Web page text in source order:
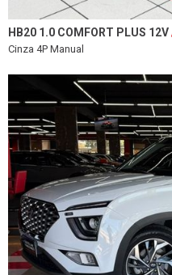
HB20 1.0 COMFORT PLUS 12V
Cinza 4P Manual